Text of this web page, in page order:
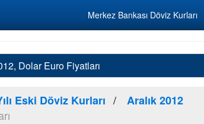
Merkez Bankası Döviz Kurları
Dolar Euro Fiyatları
Eski Döviz Kurları
Aralık 2012